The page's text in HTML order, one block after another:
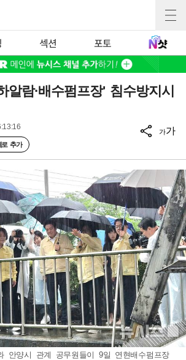
섹션 포토
알람·배수펌프장' 침수방지시
로 추가
가가
안양시 관계 공무원들이 9일 연현배수펌프장